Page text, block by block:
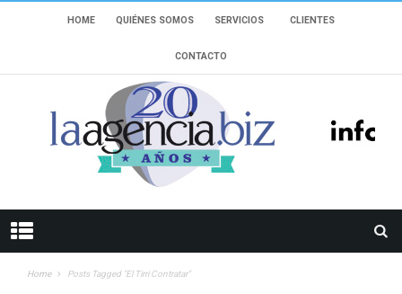
HOME QUIÉNES SOMOS SERVICIOS CLIENTES
CONTACTO
Home Posts Tagged "el Tirri Contratar"